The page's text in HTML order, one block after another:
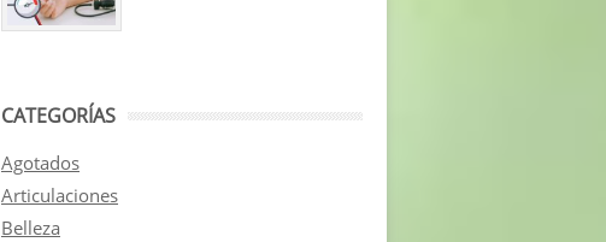
CATEGORÍAS
Agotados
Articulaciones
Belleza